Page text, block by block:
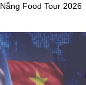
Food Tour 2026